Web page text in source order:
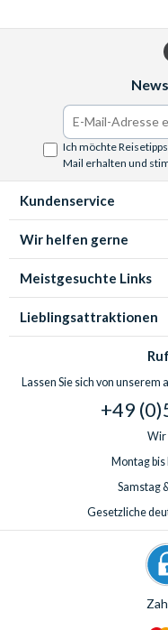
Pre-book your tickets
Ich möchte
Mail erhalten und
Kundenservice
Wir helfen gerne
Meistgesuchte Links
Lieblingsattraktionen
Lassen Sie sich von
+49
Wir
Montag bis
Samstag
Gesetzliche